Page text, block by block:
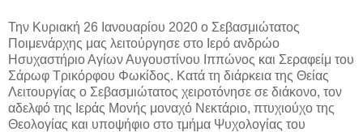
Την Κυριακή 26 Ιανουαρίου 2020 ο Σεβασμιώτατος
Ποιμενάρχης μας λειτούργησε στο Ιερό ανδρώο
Ησυχαστήριο Αγίων Αυγουστίνου Ιππώνος και Σεραφείμ του
Σάρωφ Τρικόρφου Φωκίδος. Κατά τη διάρκεια της Θείας
Λειτουργίας ο Σεβασμιώτατος χειροτόνησε σε διάκονο, τον
αδελφό της Ιεράς Μονής μοναχό Νεκτάριο, πτυχιούχο της
Θεολογίας και υποψήφιο στο τμήμα Ψυχολογίας του